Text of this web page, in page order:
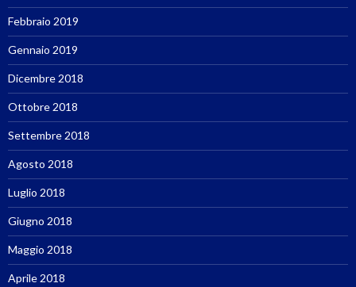
Febbraio 2019
Gennaio 2019
Dicembre 2018
Ottobre 2018
Settembre 2018
Agosto 2018
Luglio 2018
Giugno 2018
Maggio 2018
Aprile 2018